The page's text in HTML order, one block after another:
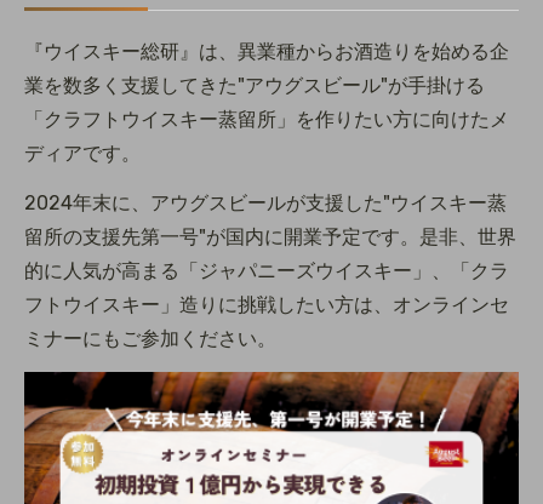
『ウイスキー総研』は、異業種からお酒造りを始める企
業を数多く支援してきた"アウグスビール"が手掛ける
「クラフトウイスキー蒸留所」を作りたい方に向けたメ
ディアです。
2024年末に、アウグスビールが支援した"ウイスキー蒸
留所の支援先第一号"が国内に開業予定です。是非、世界
的に人気が高まる「ジャパニーズウイスキー」、「クラ
フトウイスキー」造りに挑戦したい方は、オンラインセ
ミナーにもご参加ください。